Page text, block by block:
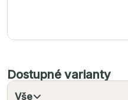
Dostupné varianty
Vše